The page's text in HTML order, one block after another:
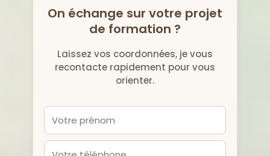
On échange sur votre projet
de formation ?
Laissez vos coordonnées, je vous
recontacte rapidement pour vous
orienter.